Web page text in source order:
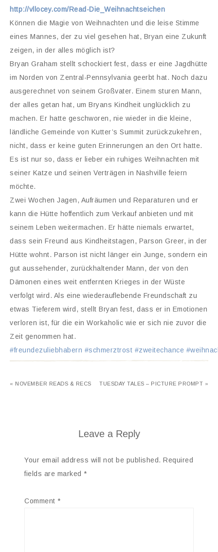
http://vllocey.com/Read-Die_Weihnachtseichen
Können die Magie von Weihnachten und die leise Stimme
eines Mannes, der zu viel gesehen hat, Bryan eine Zukunft
zeigen, in der alles möglich ist?
Bryan Graham stellt schockiert fest, dass er eine Jagdhütte
im Norden von Zentral-Pennsylvania geerbt hat. Noch dazu
ausgerechnet von seinem Großvater. Einem sturen Mann,
der alles getan hat, um Bryans Kindheit unglücklich zu
machen. Er hatte geschworen, nie wieder in die kleine,
ländliche Gemeinde von Kutter’s Summit zurückzukehren,
nicht, dass er keine guten Erinnerungen an den Ort hatte.
Es ist nur so, dass er lieber ein ruhiges Weihnachten mit
seiner Katze und seinen Verträgen in Nashville feiern
möchte.
Zwei Wochen Jagen, Aufräumen und Reparaturen und er
kann die Hütte hoffentlich zum Verkauf anbieten und mit
seinem Leben weitermachen. Er hätte niemals erwartet,
dass sein Freund aus Kindheitstagen, Parson Greer, in der
Hütte wohnt. Parson ist nicht länger ein Junge, sondern ein
gut aussehender, zurückhaltender Mann, der von den
Dämonen eines weit entfernten Krieges in der Wüste
verfolgt wird. Als eine wiederauflebende Freundschaft zu
etwas Tieferem wird, stellt Bryan fest, dass er in Emotionen
verloren ist, für die ein Workaholic wie er sich nie zuvor die
Zeit genommen hat.
#freundezuliebhabern #schmerztrost #zweitechance
« NOVEMBER READS & RECS TUESDAY TALES – PICTURE PROMPT »
Leave a Reply
Your email address will not be published. Required
fields are marked *
Comment *